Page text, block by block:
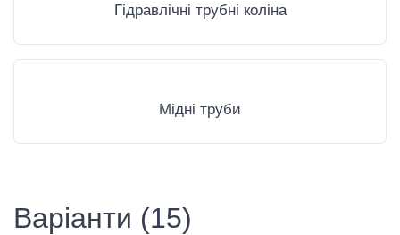
Гідравлічні трубні коліна
Мідні труби
Варіанти (15)